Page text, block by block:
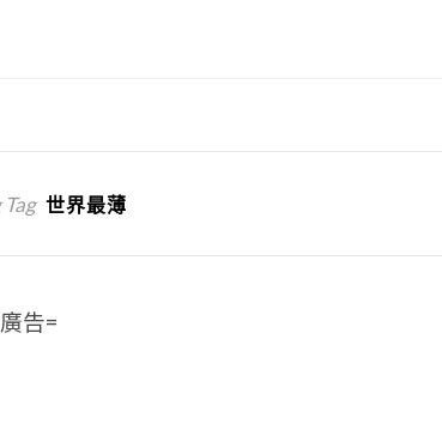
世界最薄
告=